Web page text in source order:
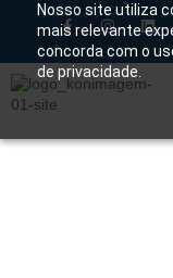
Nosso site utiliza
mais relevante
concorda com o
de privacidade.